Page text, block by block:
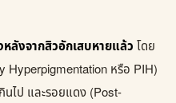
ลังจากสิวอักเสบหายแล้ว โดย
Hyperpigmentation หรือ PIH)
นไป และรอยแดง (Post-